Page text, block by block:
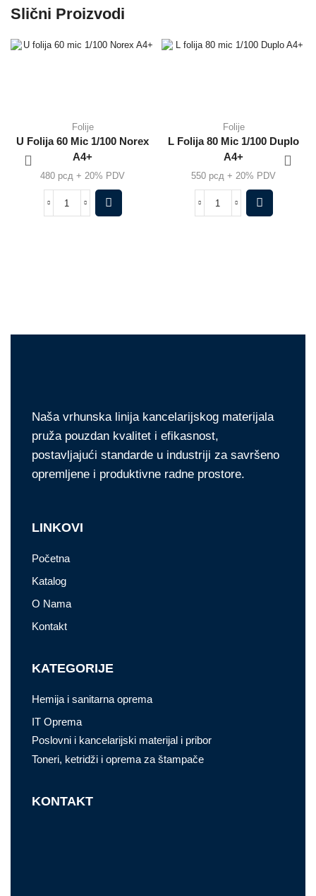
Slični Proizvodi
Folije
U Folija 60 Mic 1/100 Norex
A4+
480 рсд + 20% PDV
Folije
L Folija 80 Mic 1/100 Duplo
A4+
550 рсд + 20% PDV
Naša vrhunska linija kancelarijskog materijala
pruža pouzdan kvalitet i efikasnost,
postavljajući standarde u industriji za savršeno
opremljene i produktivne radne prostore.
LINKOVI
Početna
Katalog
O Nama
Kontakt
KATEGORIJE
Hemija i sanitarna oprema
IT Oprema
Poslovni i kancelarijski materijal i pribor
Toneri, ketridži i oprema za štampače
KONTAKT